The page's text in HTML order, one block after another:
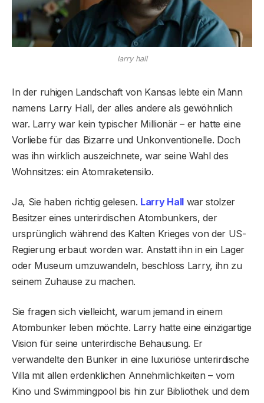
larry hall
In der ruhigen Landschaft von Kansas lebte ein Mann
namens Larry Hall, der alles andere als gewöhnlich
war. Larry war kein typischer Millionär – er hatte eine
Vorliebe für das Bizarre und Unkonventionelle. Doch
was ihn wirklich auszeichnete, war seine Wahl des
Wohnsitzes: ein Atomraketensilo.
Ja, Sie haben richtig gelesen. Larry Hallwar stolzer
Besitzer eines unterirdischen Atombunkers, der
ursprünglich während des Kalten Krieges von der US-
Regierung erbaut worden war. Anstatt ihn in ein Lager
oder Museum umzuwandeln, beschloss Larry, ihn zu
seinem Zuhause zu machen.
Sie fragen sich vielleicht, warum jemand in einem
Atombunker leben möchte. Larry hatte eine einzigartige
Vision für seine unterirdische Behausung. Er
verwandelte den Bunker in eine luxuriöse unterirdische
Villa mit allen erdenklichen Annehmlichkeiten – vom
Kino und Swimmingpool bis hin zur Bibliothek und dem